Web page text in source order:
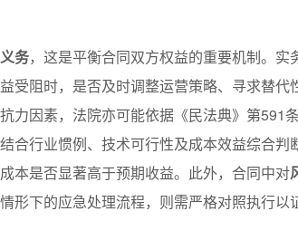
务，这是平衡合同双方权益的重要机制。实
受阻时，是否及时调整运营策略、寻求替代
力因素，法院亦可能依据《民法典》第591
合行业惯例、技术可行性及成本效益综合判
本是否显著高于预期收益。此外，合同中对
形下的应急处理流程，则需严格对照执行以